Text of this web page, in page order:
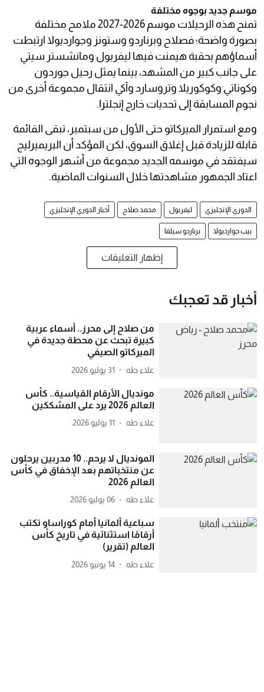
موسم جديد بوجوه مختلفة
تمنح هذه الرحيلات موسم 2026-2027 ملامح مختلفة
بصورة واضحة؛ فصلاح وبرناردو وستونز وجوارديولا ارتبطت
أسماؤهم بحقبة هيمنت فيها ليفربول ومانشستر سيتي
على جانب كبير من المشهد، بينما يمثل رحيل جوردون
وكوناتي وكوكوريلا وتروسارد وآكي انتقال مجموعة أخرى من
نجوم المسابقة إلى تحديات خارج إنجلترا.
ومع استمرار الميركاتو حتى الأول من سبتمبر، تبقى القائمة
قابلة للزيادة قبل إغلاق السوق، لكن المؤكد أن البريميرليج
سيفتقد في موسمه الجديد مجموعة من أشهر الوجوه التي
اعتاد الجمهور مشاهدتها خلال السنوات الماضية.
الدوري الإنجليزي ليفربول محمد صلاح أخبار الدوري الإنجليزي
بيب جوارديولا برناردو سيلفا
إظهار التعليقات
أخبار قد تعجبك
من صلاح إلى محرز.. أسماء عربية
كبيرة تبحث عن محطة جديدة في
الميركاتو الصيفي
علاء طه 31 يوليو 2026
مونديال الأرقام القياسية.. كأس
العالم 2026 يرد على المشككين
علاء طه 11 يوليو 2026
المونديال لا يرحم.. 10 مدربين يرحلون
عن منتخباتهم بعد الإخفاق في كأس
العالم 2026
علاء طه 06 يوليو 2026
سباعية ألمانيا أمام كوراساو تكتب
أرقامًا استثنائية في تاريخ كأس
العالم (تقرير)
علاء طه 14 يونيو 2026